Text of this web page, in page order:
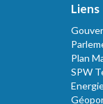
Liens
Plan
SPW